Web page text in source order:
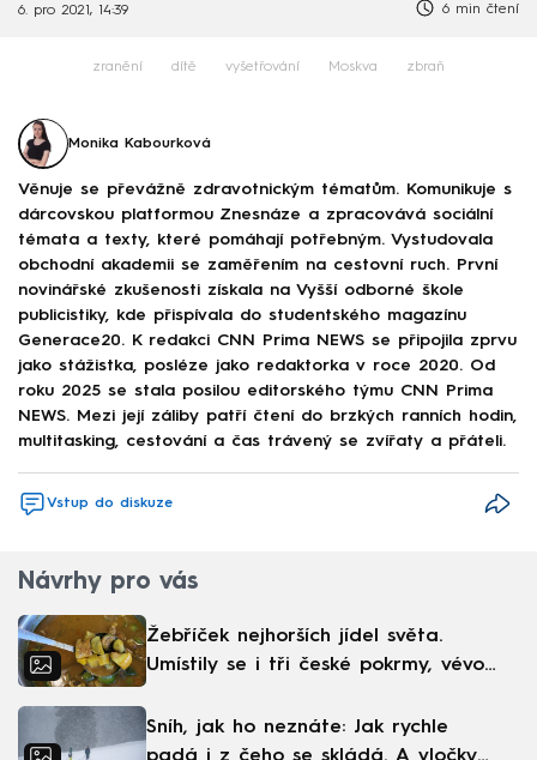
6. pro 2021, 14:39 6 min čtení
zranění dítě vyšetřování Moskva zbraň
Monika Kabourková
Věnuje se převážně zdravotnickým tématům. Komunikuje s
dárcovskou platformou Znesnáze a zpracovává sociální
témata a texty, které pomáhají potřebným. Vystudovala
obchodní akademii se zaměřením na cestovní ruch. První
novinářské zkušenosti získala na Vyšší odborné škole
publicistiky, kde přispívala do studentského magazínu
Generace20. K redakci CNN Prima NEWS se připojila zprvu
jako stážistka, posléze jako redaktorka v roce 2020. Od
roku 2025 se stala posilou editorského týmu CNN Prima
NEWS. Mezi její záliby patří čtení do brzkých ranních hodin,
multitasking, cestování a čas trávený se zvířaty a přáteli.
Vstup do diskuze
Návrhy pro vás
Žebříček nejhorších jídel světa.
Umístily se i tři české pokrmy, vévodí
Sníh, jak ho neznáte: Jak rychle